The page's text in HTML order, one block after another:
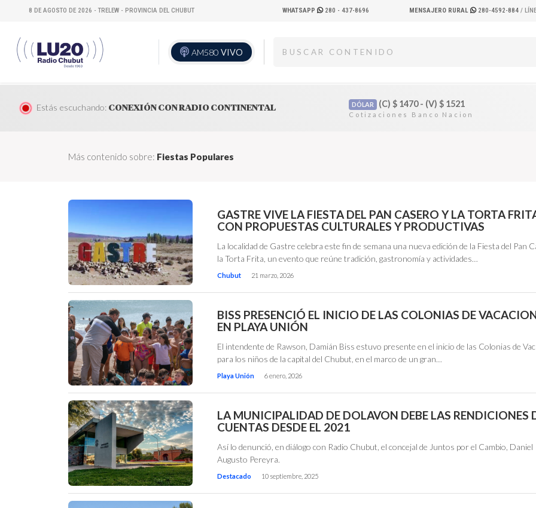
8 DE AGOSTO DE 2026 - TRELEW - PROVINCIA DEL CHUBUT WHATSAPP 280 - 437-8696 MENSAJERO RURAL 280-4592-884 /
AM580 VIVO
Estás escuchando: CONEXIÓN CON RADIO CONTINENTAL DÓLAR (C) $1470 - (V) $1521
Más contenido sobre: Fiestas Populares
GASTRE VIVE LA FIESTA DEL PAN CASERO Y LA TORTA
CON PROPUESTAS CULTURALES Y PRODUCTIVAS
La localidad de Gastre celebra este fin de semana una nueva edición de la Fiesta del Pan
la Torta Frita, un evento que reúne tradición, gastronomía y actividades…
Chubut 21 marzo, 2026
BISS PRESENCIÓ EL INICIO DE LAS COLONIAS DE
EN PLAYA UNIÓN
El intendente de Rawson, Damián Biss estuvo presente en el inicio de las Colonias de
para los niños de la capital del Chubut, en el marco de un gran…
Playa Unión 6 enero, 2026
LA MUNICIPALIDAD DE DOLAVON DEBE LAS RENDICIONES
CUENTAS DESDE EL 2021
Así lo denunció, en diálogo con Radio Chubut, el concejal de Juntos por el Cambio, Daniel
Augusto Pereyra.
Destacado 10 septiembre, 2025